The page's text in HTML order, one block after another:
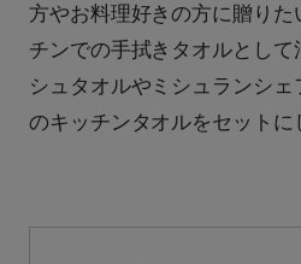
方やお料理好きの方に贈りた
チンでの手拭きタオルとして
シュタオルやミシュランシ
のキッチンタオルをセットに